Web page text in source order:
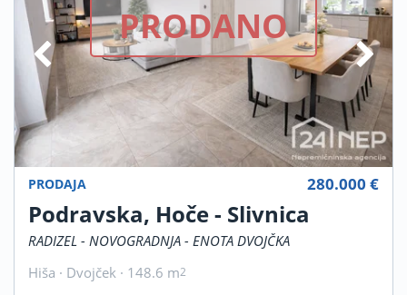
PRODANO
PRODAJA
Podravska, Hoče - Slivnica
RADIZEL - NOVOGRADNJA - ENOTA DVOJČKA
Hiša · Dvojček · 148.6 m2
280.000 €